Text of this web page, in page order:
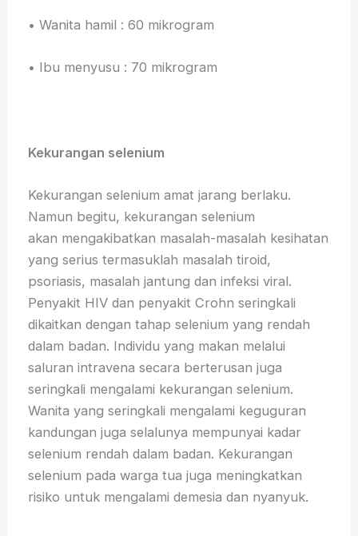
• Wanita hamil : 60 mikrogram
• Ibu menyusu : 70 mikrogram
Kekurangan selenium
Kekurangan selenium amat jarang berlaku.
Namun begitu, kekurangan selenium
akan mengakibatkan masalah-masalah kesihatan
yang serius termasuklah masalah tiroid,
psoriasis, masalah jantung dan infeksi viral.
Penyakit HIV dan penyakit Crohn seringkali
dikaitkan dengan tahap selenium yang rendah
dalam badan. Individu yang makan melalui
saluran intravena secara berterusan juga
seringkali mengalami kekurangan selenium.
Wanita yang seringkali mengalami keguguran
kandungan juga selalunya mempunyai kadar
selenium rendah dalam badan. Kekurangan
selenium pada warga tua juga meningkatkan
risiko untuk mengalami demesia dan nyanyuk.